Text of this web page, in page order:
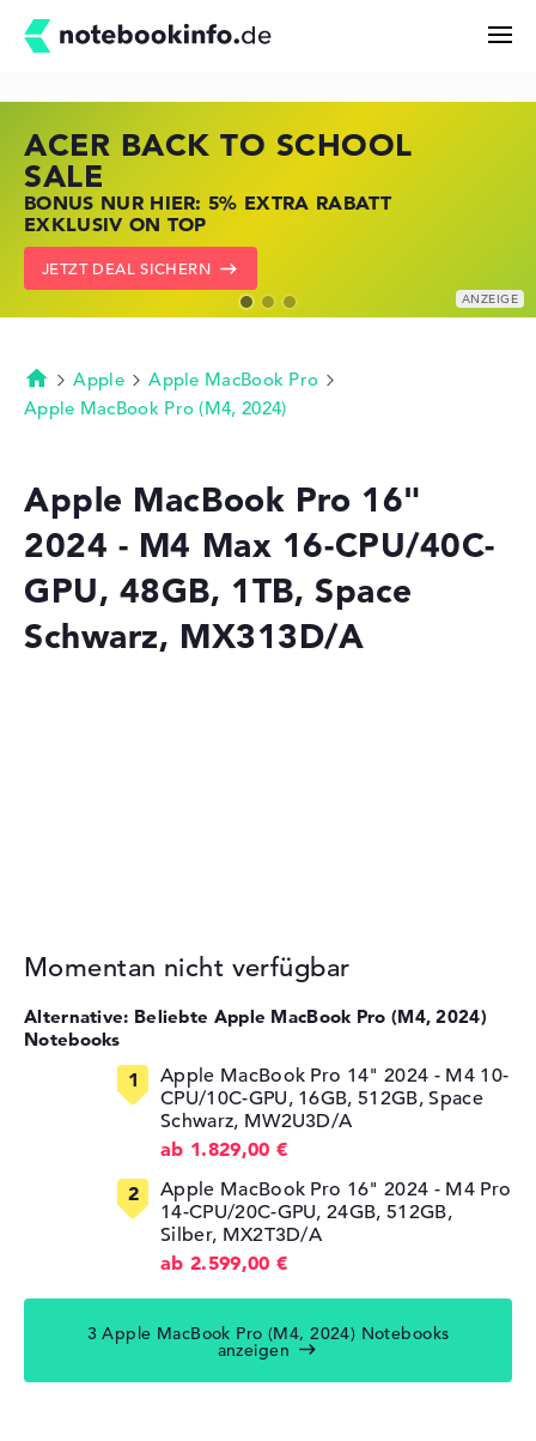
Kaufberatung
Technik & Wissen
Merkzettel
ACER BACK TO SCHOOL
SALE
BONUS NUR HIER: 5% EXTRA RABATT
EXKLUSIV ON TOP
JETZT DEAL SICHERN
HP STORE SSV DEALS
JETZT ZUGREIFEN: NOTEBOOKS BEI HP
KRÄFTIG REDUZIERT
ZU DEN HP ANGEBOTEN
LENOVO LAPTOP DEALS
NOTEBOOKS BEI LENOVO JETZT
KRÄFTIG REDUZIERT
LENOVO DEALS ZEIGEN
Startseite
Apple
Apple MacBook Pro
Apple MacBook Pro (M4, 2024)
Apple MacBook Pro 16"
2024 - M4 Max 16-CPU/40C-
GPU, 48GB, 1TB, Space
Schwarz, MX313D/A
Momentan nicht verfügbar
Alternative: Beliebte Apple MacBook Pro (M4, 2024)
Notebooks
Apple MacBook Pro 14" 2024 - M4 10-
CPU/10C-GPU, 16GB, 512GB, Space
Schwarz, MW2U3D/A
ab 1.829,00 €
Apple MacBook Pro 16" 2024 - M4 Pro
14-CPU/20C-GPU, 24GB, 512GB,
Silber, MX2T3D/A
ab 2.599,00 €
3 Apple MacBook Pro (M4, 2024) Notebooks
anzeigen